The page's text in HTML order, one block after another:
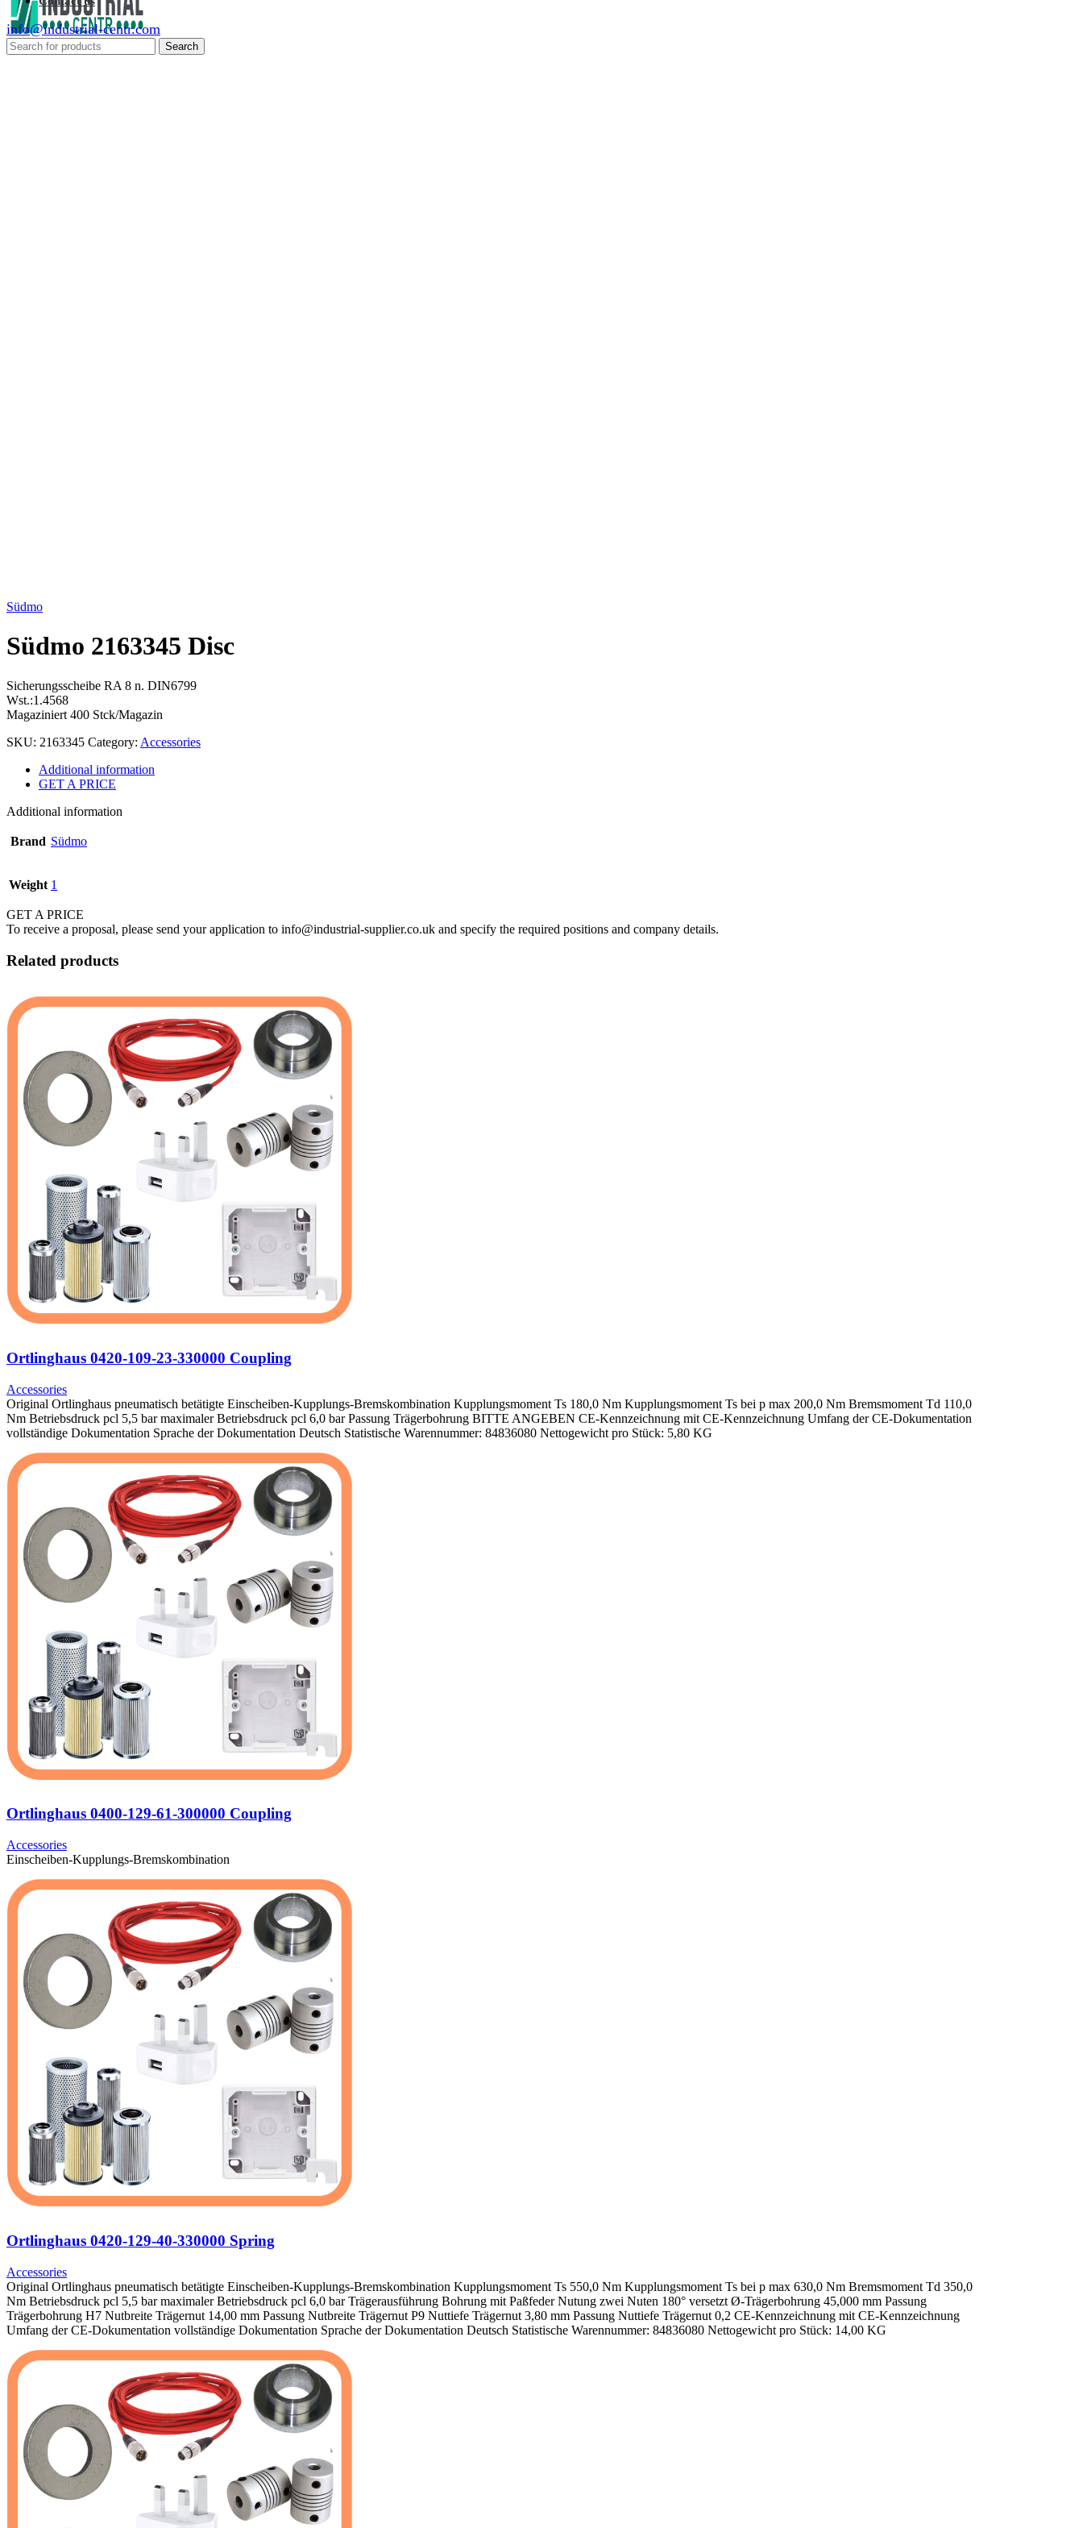
info@industrial-centr.com
Search
Südmo
Südmo 2163345 Disc
Sicherungsscheibe RA 8 n. DIN6799
Wst.:1.4568
Magaziniert 400 Stck/Magazin
SKU: 2163345 Category: Accessories
Additional information
GET A PRICE
Additional information
Brand Südmo
Weight 1
GET A PRICE
To receive a proposal, please send your application to info@industrial-supplier.co.uk and specify the required positions and company details.
Related products
Ortlinghaus 0420-109-23-330000 Coupling
Accessories
Original Ortlinghaus pneumatisch betätigte Einscheiben-Kupplungs-Bremskombination Kupplungsmoment Ts 180,0 Nm Kupplungsmoment Ts bei p max 200,0 Nm Bremsmoment Td 110,0
Nm Betriebsdruck pcl 5,5 bar maximaler Betriebsdruck pcl 6,0 bar Passung Trägerbohrung BITTE ANGEBEN CE-Kennzeichnung mit CE-Kennzeichnung Umfang der CE-Dokumentation
vollständige Dokumentation Sprache der Dokumentation Deutsch Statistische Warennummer: 84836080 Nettogewicht pro Stück: 5,80 KG
Ortlinghaus 0400-129-61-300000 Coupling
Accessories
Einscheiben-Kupplungs-Bremskombination
Ortlinghaus 0420-129-40-330000 Spring
Accessories
Original Ortlinghaus pneumatisch betätigte Einscheiben-Kupplungs-Bremskombination Kupplungsmoment Ts 550,0 Nm Kupplungsmoment Ts bei p max 630,0 Nm Bremsmoment Td 350,0
Nm Betriebsdruck pcl 5,5 bar maximaler Betriebsdruck pcl 6,0 bar Trägerausführung Bohrung mit Paßfeder Nutung zwei Nuten 180° versetzt Ø-Trägerbohrung 45,000 mm Passung
Trägerbohrung H7 Nutbreite Trägernut 14,00 mm Passung Nutbreite Trägernut P9 Nuttiefe Trägernut 3,80 mm Passung Nuttiefe Trägernut 0,2 CE-Kennzeichnung mit CE-Kennzeichnung
Umfang der CE-Dokumentation vollständige Dokumentation Sprache der Dokumentation Deutsch Statistische Warennummer: 84836080 Nettogewicht pro Stück: 14,00 KG